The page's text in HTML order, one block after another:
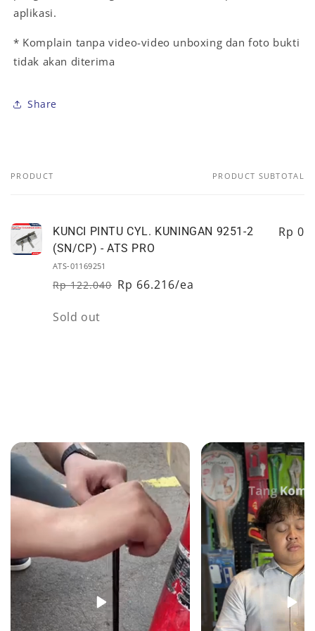
aplikasi.
* Komplain tanpa video-video unboxing dan foto bukti
tidak akan diterima
Share
Your
PRODUCT PRODUCT SUBTOTAL
KUNCI PINTU CYL. KUNINGAN 9251-2
(SN/CP) - ATS PRO
ATS-01169251
Regular
Rp 122.040
Sale
Rp 66.216/ea
Rp 0
Quantity
Sold out